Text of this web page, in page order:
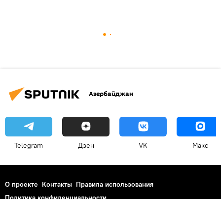
Азербайджан
Telegram Дзен VK Макс
О проекте Контакты Правила использования